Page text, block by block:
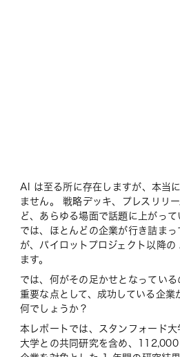
AI は至る所に存在しますが、本当
ません。 戦略デッキ、プレスリリ
ど、あらゆる場面で話題に上がっ
では、ほとんどの企業が行き詰ま
が、パイロットプロジェクト以降
ます。
では、何がその足かせとなってい
重要な点として、成功している企業
何でしょうか？
本レポートでは、スタンフォード
大学との共同研究を含め、